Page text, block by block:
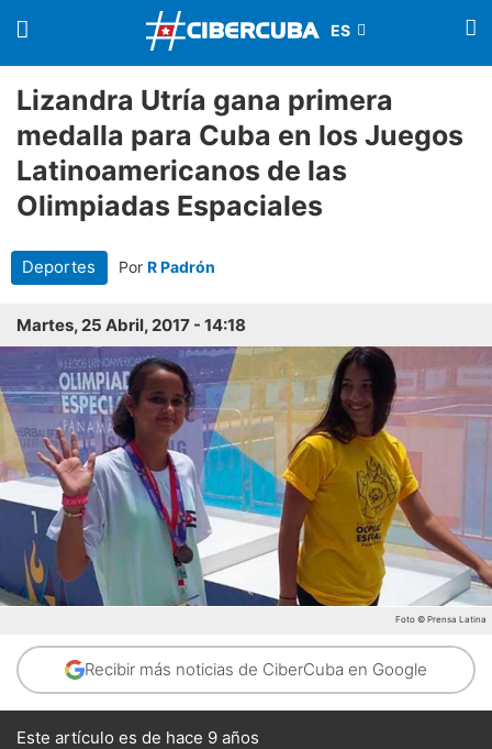
Lizandra Utría gana primera
medalla para Cuba en los Juegos
Latinoamericanos de las
Olimpiadas Espaciales
Deportes Por R Padrón
Martes, 25 Abril, 2017 - 14:18
Foto © Prensa Latina
Recibir más noticias de CiberCuba en Google
Este artículo es de hace 9 años